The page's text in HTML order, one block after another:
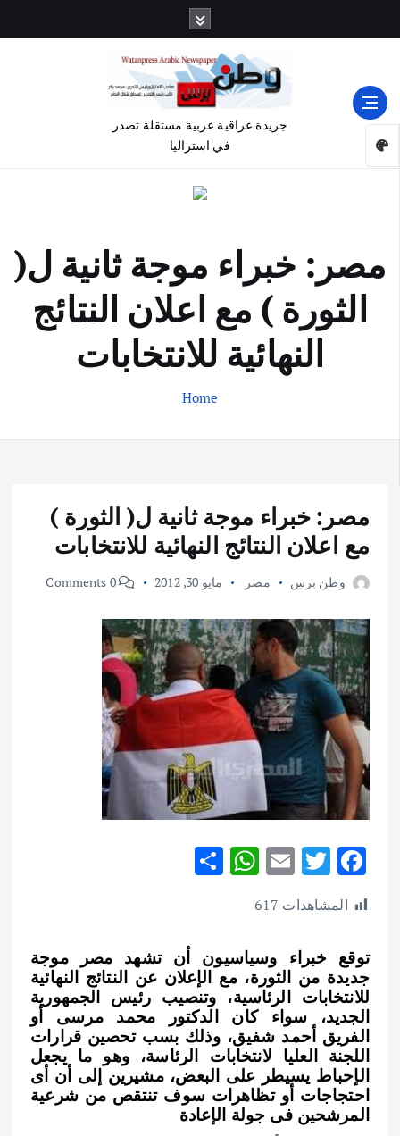
جريدة عراقية عربية مستقلة تصدر
في استراليا
مصر: خبراء موجة ثانية ل(
الثورة ) مع اعلان النتائج
النهائية للانتخابات
Home
مصر: خبراء موجة ثانية ل( الثورة )
مع اعلان النتائج النهائية للانتخابات
وطن برس مصر مايو 30, 2012 0 Comments
F
ac
e
b
o
o
k
T
w
it
te
r
E
ai
l
W
A
p
p
e
المشاهدات 617
توقع خبراء وسياسيون أن تشهد مصر موجة
جديدة من الثورة، مع الإعلان عن النتائج النهائية
للانتخابات الرئاسية، وتنصيب رئيس الجمهورية
الجديد، سواء كان الدكتور محمد مرسى أو
الفريق أحمد شفيق، وذلك بسب تحصين قرارات
اللجنة العليا لانتخابات الرئاسة، وهو ما يجعل
الإحباط يسيطر على البعض، مشيرين إلى أن أى
احتجاجات أو تظاهرات سوف تنتقص من شرعية
المرشحين فى جولة الإعادة